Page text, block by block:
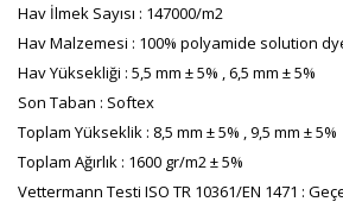
Hav İlmek Sayısı : 147000/m2
Hav Malzemesi : 100% polyamide solution
Hav Yüksekliği : 5,5 mm ± 5% , 6,5 mm ± 5%
Son Taban : Softex
Toplam Yükseklik : 8,5 mm ± 5% , 9,5 mm ± 5%
Toplam Ağırlık : 1600 gr/m2 ± 5%
Vettermann Testi ISO TR 10361/EN 1471 :